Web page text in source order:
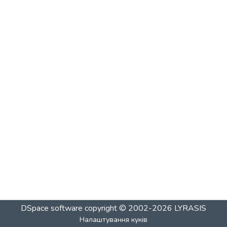
DSpace software copyright © 2002-2026 LYRASIS
Налаштування куків